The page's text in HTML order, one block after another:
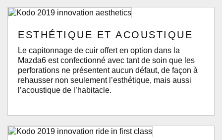
ESTHÉTIQUE ET ACOUSTIQUE
Le capitonnage de cuir offert en option dans la
Mazda6 est confectionné avec tant de soin que les
perforations ne présentent aucun défaut, de façon à
rehausser non seulement l’esthétique, mais aussi
l’acoustique de l’habitacle.